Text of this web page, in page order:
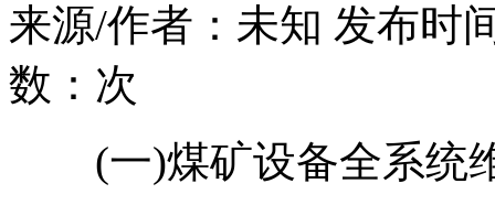
来源/作者： 未知 发布时
数： 次
(一)煤矿设备全系统